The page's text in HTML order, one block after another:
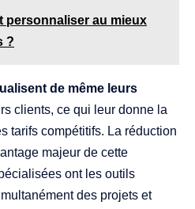
personnaliser au mieux
?
de même leurs
clients, ce qui leur donne la
tarifs compétitifs. La réduction
majeur de cette
ont les outils
des projets et